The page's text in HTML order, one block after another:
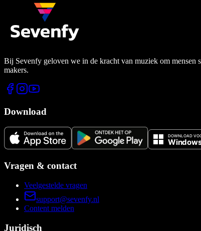
Bij Sevenfy geloven we in de kracht van muziek om mensen
makers.
Download
Vragen & contact
Veelgestelde vragen
support@sevenfy.nl
Content melden
Juridisch